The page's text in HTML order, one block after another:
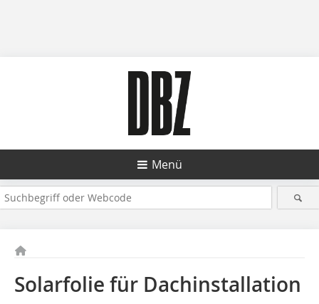
Menü
Solarfolie für Dachinstallation